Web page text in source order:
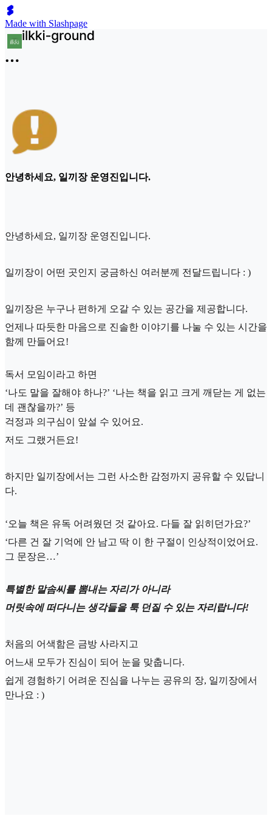
Made with Slashpage
안녕하세요, 일끼장 운영진입니다.
안녕하세요, 일끼장 운영진입니다.
일끼장이 어떤 곳인지 궁금하신 여러분께 전달드립니다 : )
일끼장은 누구나 편하게 오갈 수 있는 공간을 제공합니다.
언제나 따듯한 마음으로 진솔한 이야기를 나눌 수 있는 시간을
함께 만들어요!
독서 모임이라고 하면
‘나도 말을 잘해야 하나?’ ‘나는 책을 읽고 크게 깨닫는 게 없는
데 괜찮을까?’ 등
걱정과 의구심이 앞설 수 있어요.
저도 그랬거든요!
하지만 일끼장에서는 그런 사소한 감정까지 공유할 수 있답니
다.
‘오늘 책은 유독 어려웠던 것 같아요. 다들 잘 읽히던가요?’
‘다른 건 잘 기억에 안 남고 딱 이 한 구절이 인상적이었어요.
그 문장은…’
특별한 말솜씨를 뽐내는 자리가 아니라
머릿속에 떠다니는 생각들을 툭 던질 수 있는 자리랍니다!
처음의 어색함은 금방 사라지고
어느새 모두가 진심이 되어 눈을 맞춥니다.
쉽게 경험하기 어려운 진심을 나누는 공유의 장, 일끼장에서
만나요 : )